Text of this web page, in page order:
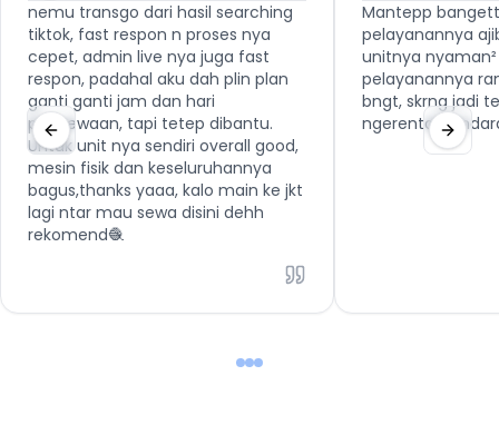
nemu transgo dari hasil searching
tiktok, fast respon n proses nya
cepet, admin live nya juga fast
respon, padahal aku dah plin plan
ganti ganti jam dan hari
penyewaan, tapi tetep dibantu.
Untuk unit nya sendiri overall good,
mesin fisik dan keseluruhannya
bagus,thanks yaaa, kalo main ke jkt
lagi ntar mau sewa disini dehh
rekomend🧶
Mantepp
pelayanannya
unitnya
pelayanannya
bngt, skrng jadi
ngerental